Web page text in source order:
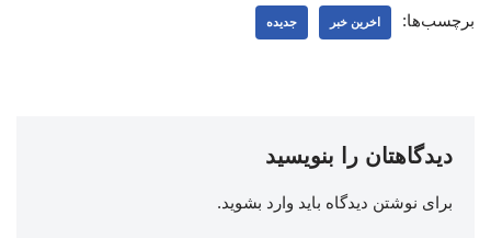
برچسب‌ها: اخرین خبر جدیده
دیدگاهتان را بنویسید
برای نوشتن دیدگاه باید وارد بشوید.